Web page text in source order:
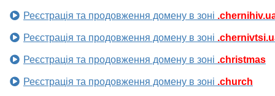
Реєстрація та продовження домену в зоні
Реєстрація та продовження домену в зоні
Реєстрація та продовження домену в зоні .christmas
Реєстрація та продовження домену в зоні .church